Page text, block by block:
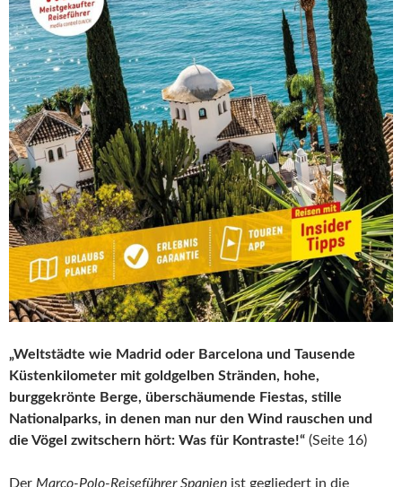
„Weltstädte wie Madrid oder Barcelona und Tausende
Küstenkilometer mit goldgelben Stränden, hohe,
burggekrönte Berge, überschäumende Fiestas, stille
Nationalparks, in denen man nur den Wind rauschen und
die Vögel zwitschern hört: Was für Kontraste!“ (Seite 16)
Der Marco-Polo-Reiseführer Spanien ist gegliedert in die